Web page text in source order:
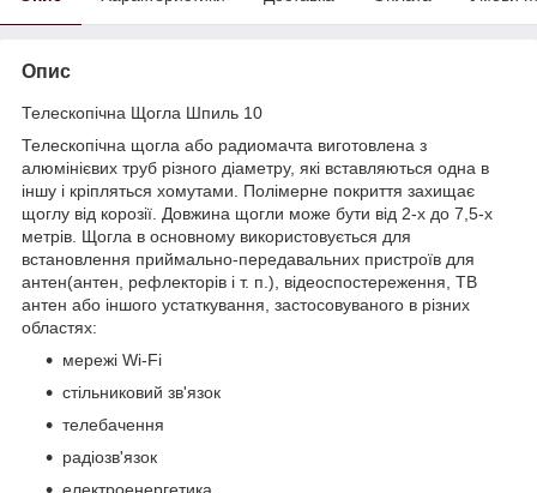
Опис
Телескопічна Щогла Шпиль 10
Телескопічна щогла або радиомачта виготовлена з
алюмінієвих труб різного діаметру, які вставляються одна в
іншу і кріпляться хомутами. Полімерне покриття захищає
щоглу від корозії. Довжина щогли може бути від 2-х до 7,5-х
метрів. Щогла в основному використовується для
встановлення приймально-передавальних пристроїв для
антен(антен, рефлекторів і т. п.), відеоспостереження, ТВ
антен або іншого устаткування, застосовуваного в різних
областях:
мережі Wi-Fi
стільниковий зв'язок
телебачення
радіозв'язок
електроенергетика